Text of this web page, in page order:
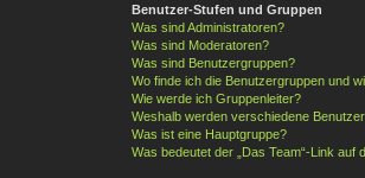
Benutzer-Stufen und Gruppen
Was sind Administratoren?
Was sind Moderatoren?
Was sind Benutzergruppen?
Wo finde ich die Benutzergruppen und
Wie werde ich Gruppenleiter?
Weshalb werden verschiedene
Was ist eine Hauptgruppe?
Was bedeutet der „Das Team“-Link auf